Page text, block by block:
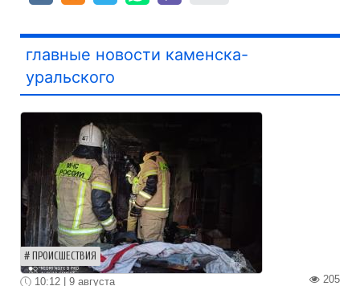
главные новости каменска-
уральского
ПРОИСШЕСТВИЯ
205
10:12 | 9 августа